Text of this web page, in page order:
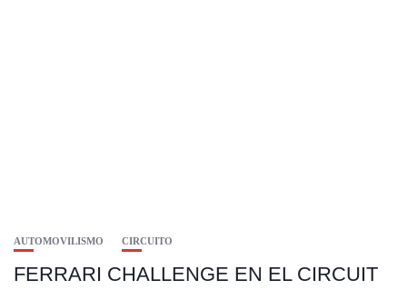
AUTOMOVILISMO CIRCUITO
FERRARI CHALLENGE EN EL CIRCUIT